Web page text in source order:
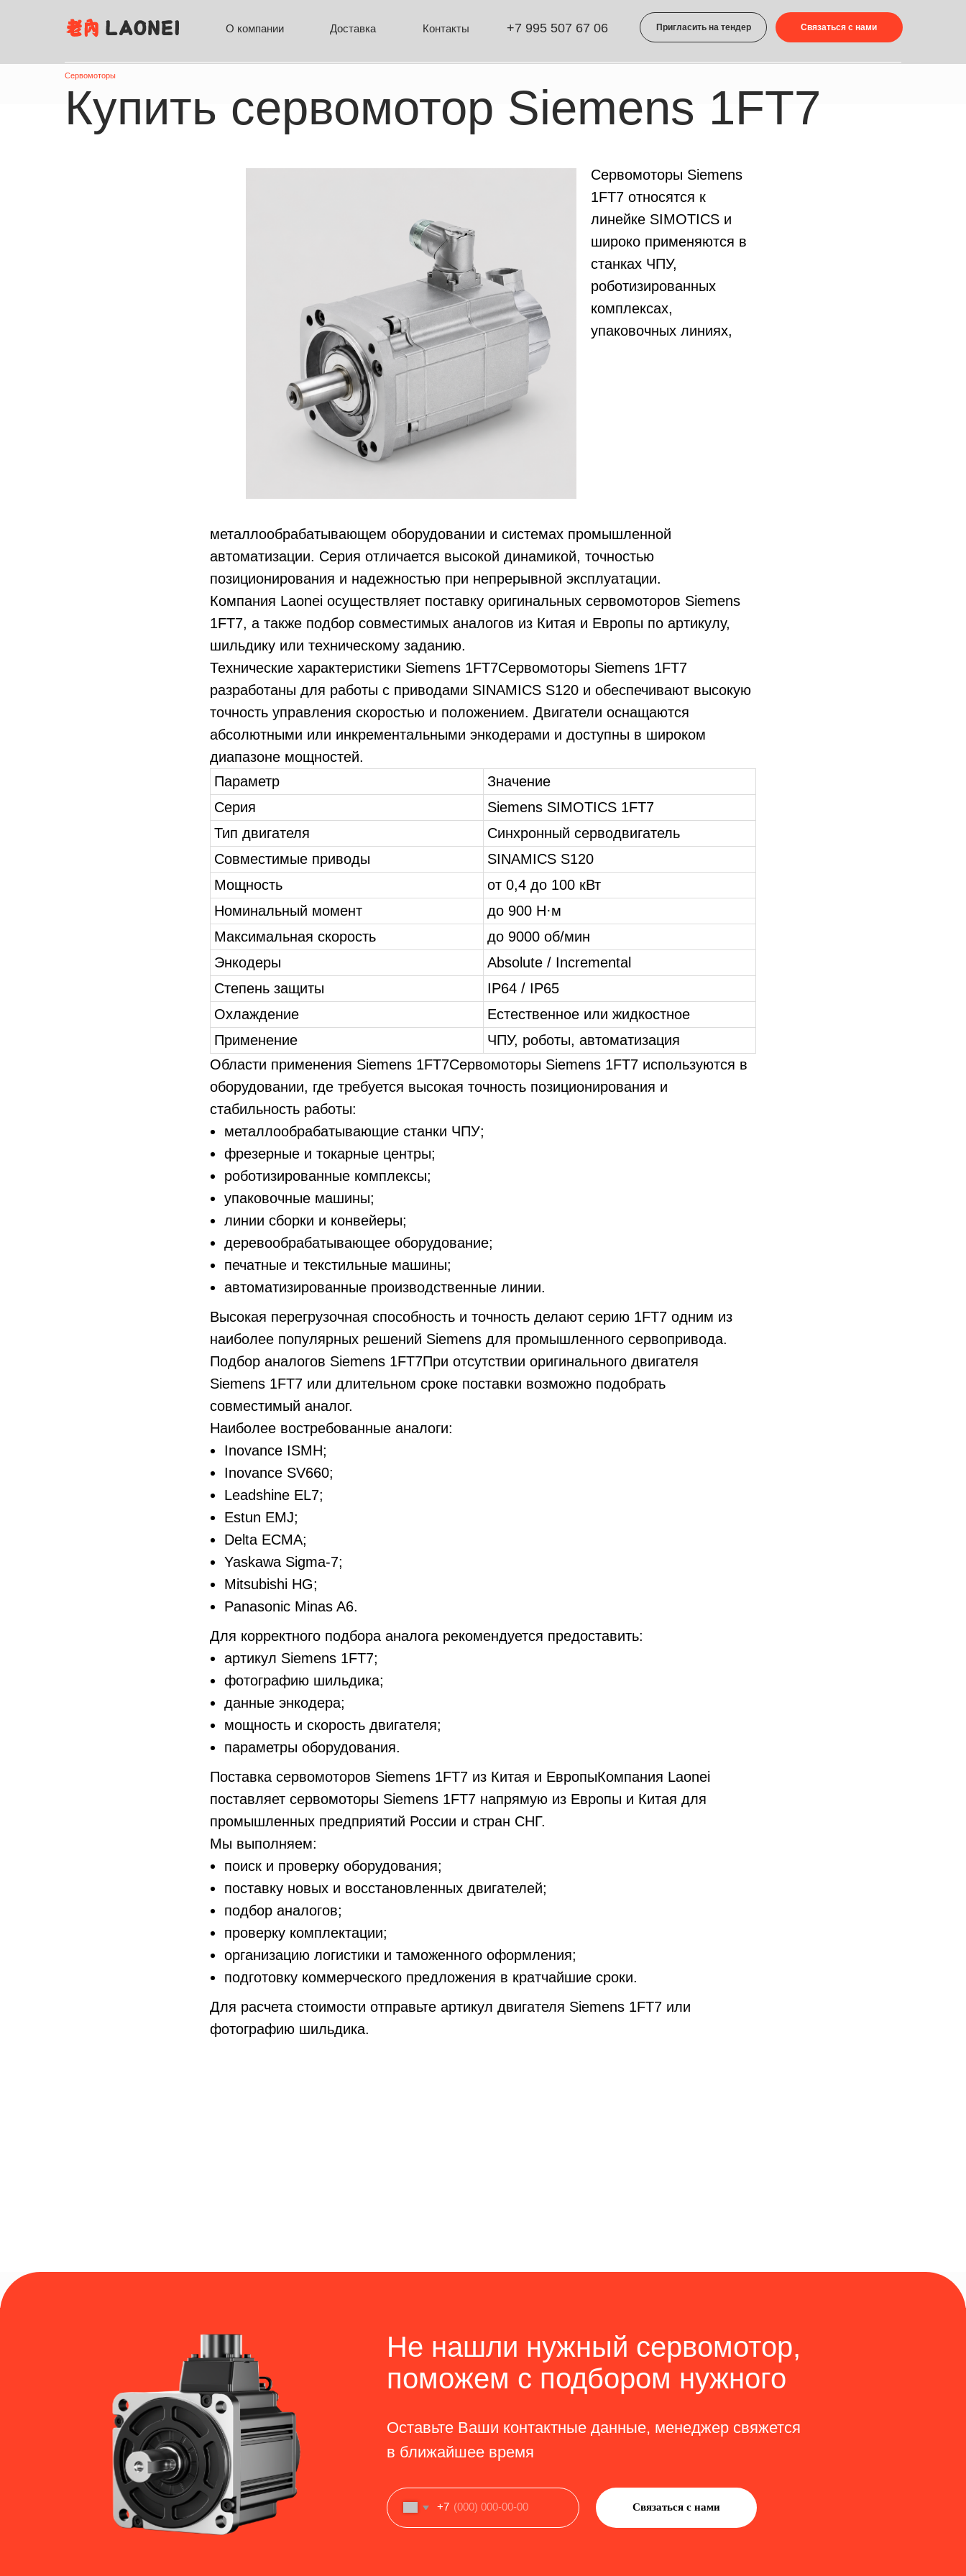
О компании Доставка +7 995 507 67 06 Пригласить на тендер Связаться с нами
Купить cервомотор Siemens 1FT7
Сервомоторы Siemens
1FT7 относятся к
линейке SIMOTICS и
широко применяются в
станках ЧПУ,
роботизированных
комплексах,
упаковочных линиях,
металлообрабатывающем оборудовании и системах промышленной
автоматизации. Серия отличается высокой динамикой, точностью
позиционирования и надежностью при непрерывной эксплуатации.
Компания Laonei осуществляет поставку оригинальных сервомоторов Siemens
1FT7, а также подбор совместимых аналогов из Китая и Европы по артикулу,
шильдику или техническому заданию.
Технические характеристики Siemens 1FT7Сервомоторы Siemens 1FT7
разработаны для работы с приводами SINAMICS S120 и обеспечивают высокую
точность управления скоростью и положением. Двигатели оснащаются
абсолютными или инкрементальными энкодерами и доступны в широком
диапазоне мощностей.
Параметр
Значение
Серия
Siemens SIMOTICS 1FT7
Тип двигателя
Синхронный серводвигатель
Совместимые приводы
SINAMICS S120
Мощность
от 0,4 до 100 кВт
Номинальный момент
до 900 Н·м
Максимальная скорость
до 9000 об/мин
Энкодеры
Absolute / Incremental
Степень защиты
IP64 / IP65
Охлаждение
Естественное или жидкостное
Применение
ЧПУ, роботы, автоматизация
Области применения Siemens 1FT7Сервомоторы Siemens 1FT7 используются в
оборудовании, где требуется высокая точность позиционирования и
стабильность работы:
металлообрабатывающие станки ЧПУ;
фрезерные и токарные центры;
роботизированные комплексы;
упаковочные машины;
линии сборки и конвейеры;
деревообрабатывающее оборудование;
печатные и текстильные машины;
автоматизированные производственные линии.
Высокая перегрузочная способность и точность делают серию 1FT7 одним из
наиболее популярных решений Siemens для промышленного сервопривода.
Подбор аналогов Siemens 1FT7При отсутствии оригинального двигателя
Siemens 1FT7 или длительном сроке поставки возможно подобрать
совместимый аналог.
Наиболее востребованные аналоги:
Inovance ISMH;
Inovance SV660;
Leadshine EL7;
Estun EMJ;
Delta ECMA;
Yaskawa Sigma-7;
Mitsubishi HG;
Panasonic Minas A6.
Для корректного подбора аналога рекомендуется предоставить:
артикул Siemens 1FT7;
фотографию шильдика;
данные энкодера;
мощность и скорость двигателя;
параметры оборудования.
Поставка сервомоторов Siemens 1FT7 из Китая и ЕвропыКомпания Laonei
поставляет сервомоторы Siemens 1FT7 напрямую из Европы и Китая для
промышленных предприятий России и стран СНГ.
Мы выполняем:
поиск и проверку оборудования;
поставку новых и восстановленных двигателей;
подбор аналогов;
проверку комплектации;
организацию логистики и таможенного оформления;
подготовку коммерческого предложения в кратчайшие сроки.
Для расчета стоимости отправьте артикул двигателя Siemens 1FT7 или
фотографию шильдика.
Рассчитаем стоимость
Заполните форму, наши эксперты свяжутся с вами в
+7 Связаться с нами